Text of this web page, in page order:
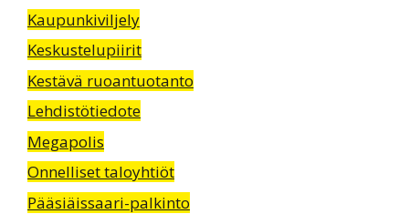
Kaupunkiviljely
Keskustelupiirit
Kestävä ruoantuotanto
Lehdistötiedote
Megapolis
Onnelliset taloyhtiöt
Pääsiäissaari-palkinto